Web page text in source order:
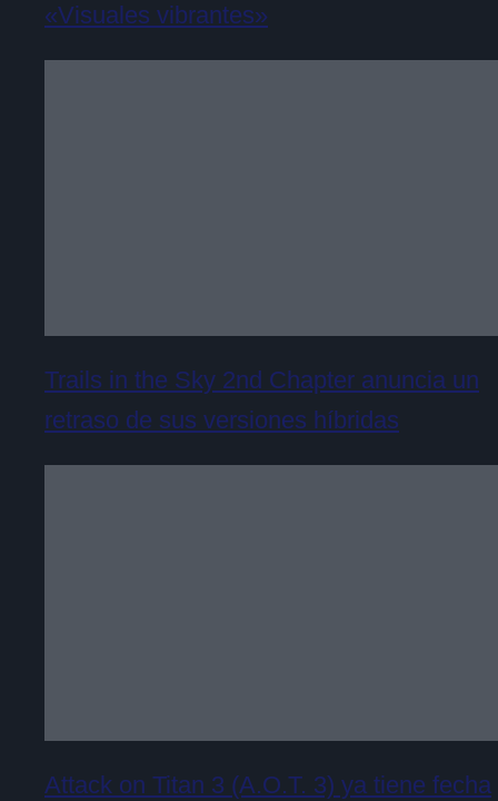
«Visuales vibrantes»
Trails in the Sky 2nd Chapter anuncia un
retraso de sus versiones híbridas
Attack on Titan 3 (A.O.T. 3) ya tiene fecha